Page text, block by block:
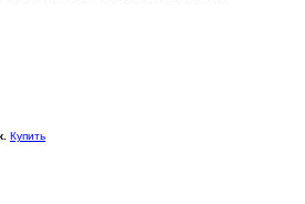
Купить